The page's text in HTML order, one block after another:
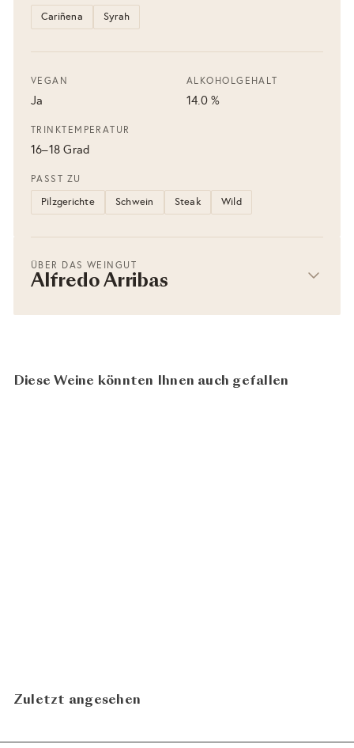
Cariñena Syrah
VEGAN
Ja
ALKOHOLGEHALT
14.0 %
TRINKTEMPERATUR
16–18 Grad
PASST ZU
Pilzgerichte Schwein Steak Wild
ÜBER DAS WEINGUT
Alfredo Arribas
Diese Weine könnten Ihnen auch gefallen
Zuletzt angesehen